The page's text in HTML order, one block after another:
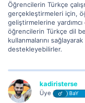
Öğrencilerin Türkçe
gerçekleştirmeleri için,
geliştirmelerine
öğrencilerin Türkçe dil
kullanmalarını
destekleyebilirler.
kadiristerse
Üye BaY